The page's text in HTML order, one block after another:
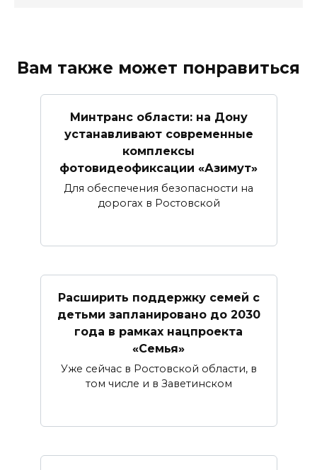
Вам также может понравиться
Минтранс области: на Дону
устанавливают современные
комплексы
фотовидеофиксации «Азимут»
Для обеспечения безопасности на
дорогах в Ростовской
Расширить поддержку семей с
детьми запланировано до 2030
года в рамках нацпроекта
«Семья»
Уже сейчас в Ростовской области, в
том числе и в Заветинском